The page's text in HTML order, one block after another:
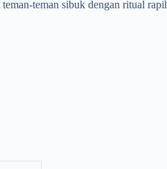
teman sibuk dengan ritual